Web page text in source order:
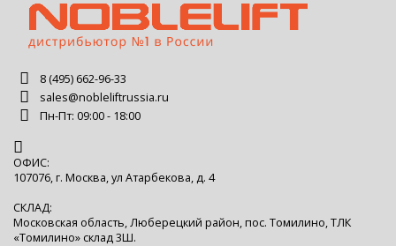
8 (495) 662-96-33
sales@nobleliftrussia.ru
Пн-Пт: 09:00 - 18:00
ОФИС:
107076, г. Москва, ул Атарбекова, д. 4
СКЛАД:
Московская область, Люберецкий район, пос. Томилино, ТЛК
«Томилино» склад 3Ш.